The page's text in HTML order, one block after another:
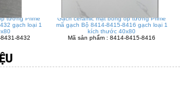
tường Prime
gạch loại 1
8432
Gạch ceramic mặt bóng ốp tường Prime
mã gạch Bộ 8414-8415-8416 gạch loại 1
kích thước 40x80
Mã sản phẩm : 8414-8415-8416